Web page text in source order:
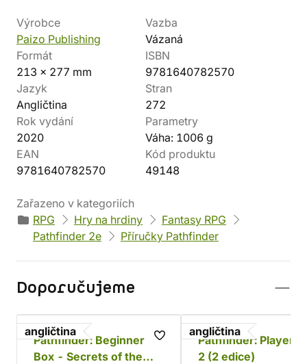
Výrobce
Paizo Publishing
Vazba
Vázaná
Formát
213 x 277 mm
ISBN
9781640782570
Jazyk
Angličtina
Stran
272
Rok vydání
2020
Parametry
Váha: 1006 g
EAN
9781640782570
Kód produktu
49148
Zařazeno v kategoriích
RPG
Hry na hrdiny
Fantasy RPG
Pathfinder 2e
Příručky Pathfinder
Doporučujeme
angličtina
Pathfinder: Beginner
Box - Secrets of the
angličtina
Pathfinder: Player
2 (2 edice)